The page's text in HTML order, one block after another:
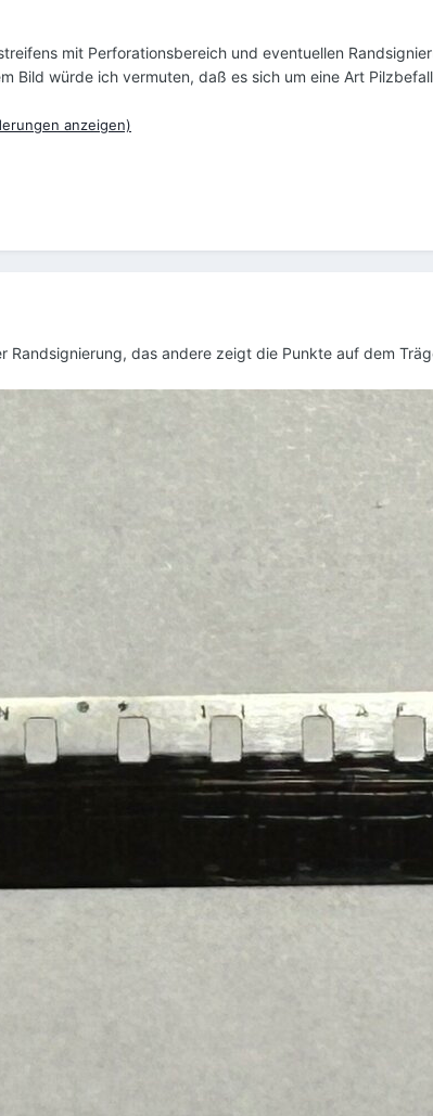
mit Perforationsbereich und eventuellen
Bild würde ich vermuten, daß es sich um eine Art
anzeigen)
Randsignierung, das andere zeigt die Punkte auf dem